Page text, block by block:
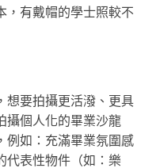
，有戴帽的學士照較不
想要拍攝更活潑、更具
攝個人化的畢業沙龍
例如：充滿畢業氛圍感
代表性物件（如：樂